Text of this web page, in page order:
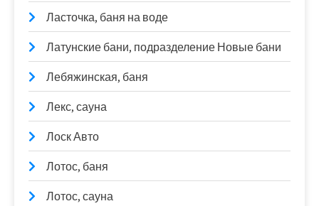
Ласточка, баня на воде
Латунские бани, подразделение Новые бани
Лебяжинская, баня
Лекс, сауна
Лоск Авто
Лотос, баня
Лотос, сауна